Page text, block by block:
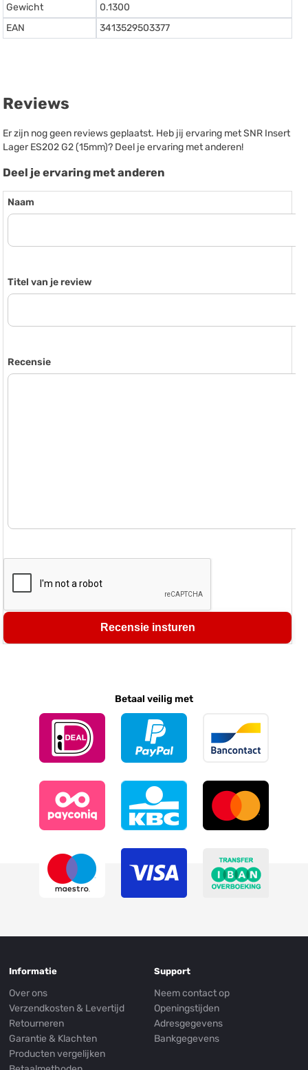
Gewicht
0.1300
EAN
3413529503377
Reviews
Er zijn nog geen reviews geplaatst. Heb jij ervaring met SNR Insert
Lager ES202 G2 (15mm)? Deel je ervaring met anderen!
Deel je ervaring met anderen
Naam
Titel van je review
Recensie
Recensie insturen
Betaal veilig met
Informatie
Over ons
Verzendkosten & Levertijd
Retourneren
Garantie & Klachten
Producten vergelijken
Support
Neem contact op
Openingstijden
Adresgegevens
Bankgegevens